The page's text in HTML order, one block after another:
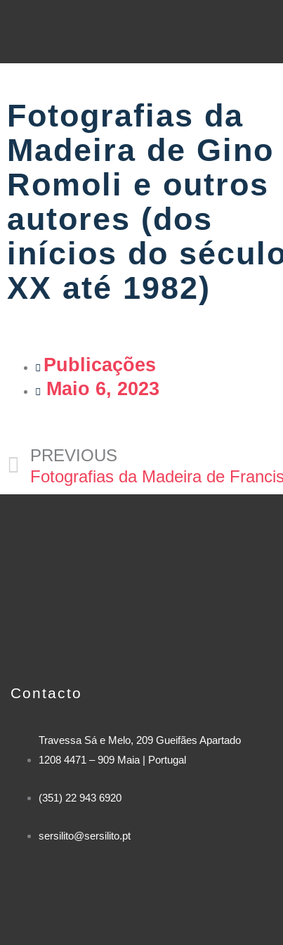
Fotografias da
Madeira de Gino
Romoli e outros
autores (dos
inícios do
XX até 1982)
Publicações
Maio 6, 2023
PREVIOUS
Contacto
Travessa Sá e Melo, 209 Gueifães Apartado
1208 4471 – 909 Maia | Portugal
(351) 22 943 6920
sersilito@sersilito.pt